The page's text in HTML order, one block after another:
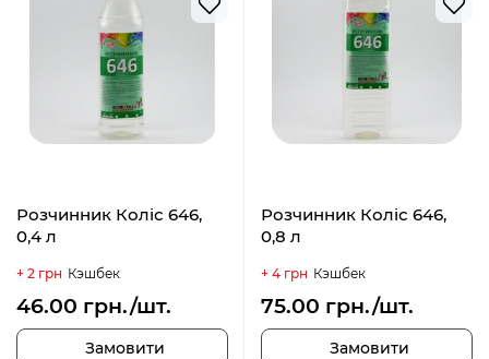
Розчинник Коліс 646,
0,4 л
+ 2 грн Кэшбек
46.00 грн./шт.
Замовити
Розчинник Коліс 646,
0,8 л
+ 4 грн Кэшбек
75.00 грн./шт.
Замовити